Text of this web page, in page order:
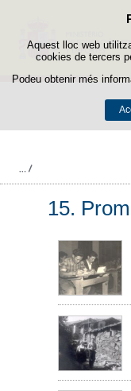
Aquest lloc web
cookies de tercers
Podeu obtenir més
15.